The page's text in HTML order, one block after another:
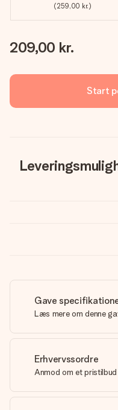
(259,00 kr.)
209,00 kr.
Start
Gave
Læs mere om denne
Erhvervssordre
Anmod om et